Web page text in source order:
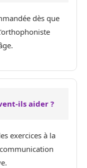
dès que
ils aider ?
exercices à la